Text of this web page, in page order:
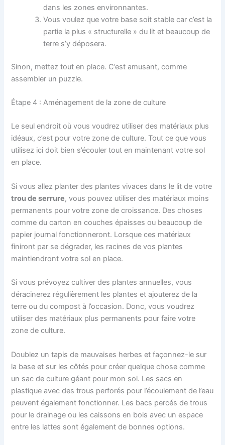
dans les zones environnantes.
Vous voulez que votre base soit stable car c’est la
partie la plus « structurelle » du lit et beaucoup de
terre s’y déposera.
Sinon, mettez tout en place. C’est amusant, comme
assembler un puzzle.
Étape 4 : Aménagement de la zone de culture
Le seul endroit où vous voudrez utiliser des matériaux plus
idéaux, c’est pour votre zone de culture. Tout ce que vous
utilisez ici doit bien s’écouler tout en maintenant votre sol
en place.
Si vous allez planter des plantes vivaces dans le lit de votre
trou de serrure, vous pouvez utiliser des matériaux moins
permanents pour votre zone de croissance. Des choses
comme du carton en couches épaisses ou beaucoup de
papier journal fonctionneront. Lorsque ces matériaux
finiront par se dégrader, les racines de vos plantes
maintiendront votre sol en place.
Si vous prévoyez cultiver des plantes annuelles, vous
déracinerez régulièrement les plantes et ajouterez de la
terre ou du compost à l’occasion. Donc, vous voudrez
utiliser des matériaux plus permanents pour faire votre
zone de culture.
Doublez un tapis de mauvaises herbes et façonnez-le sur
la base et sur les côtés pour créer quelque chose comme
un sac de culture géant pour mon sol. Les sacs en
plastique avec des trous perforés pour l’écoulement de l’eau
peuvent également fonctionner. Les bacs percés de trous
pour le drainage ou les caissons en bois avec un espace
entre les lattes sont également de bonnes options.